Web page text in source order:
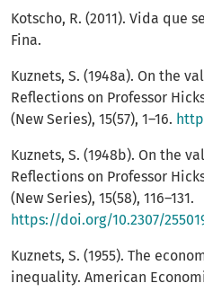
Kotscho, R. (2011). Vida que
Fina.
Kuznets, S. (1948a). On the
Reflections on Professor
(New Series), 15(57), 1–16.
Kuznets, S. (1948b). On the
Reflections on Professor
(New Series), 15(58), 116–131.
https://doi.org/10.2307/
Kuznets, S. (1955). The
inequality. American